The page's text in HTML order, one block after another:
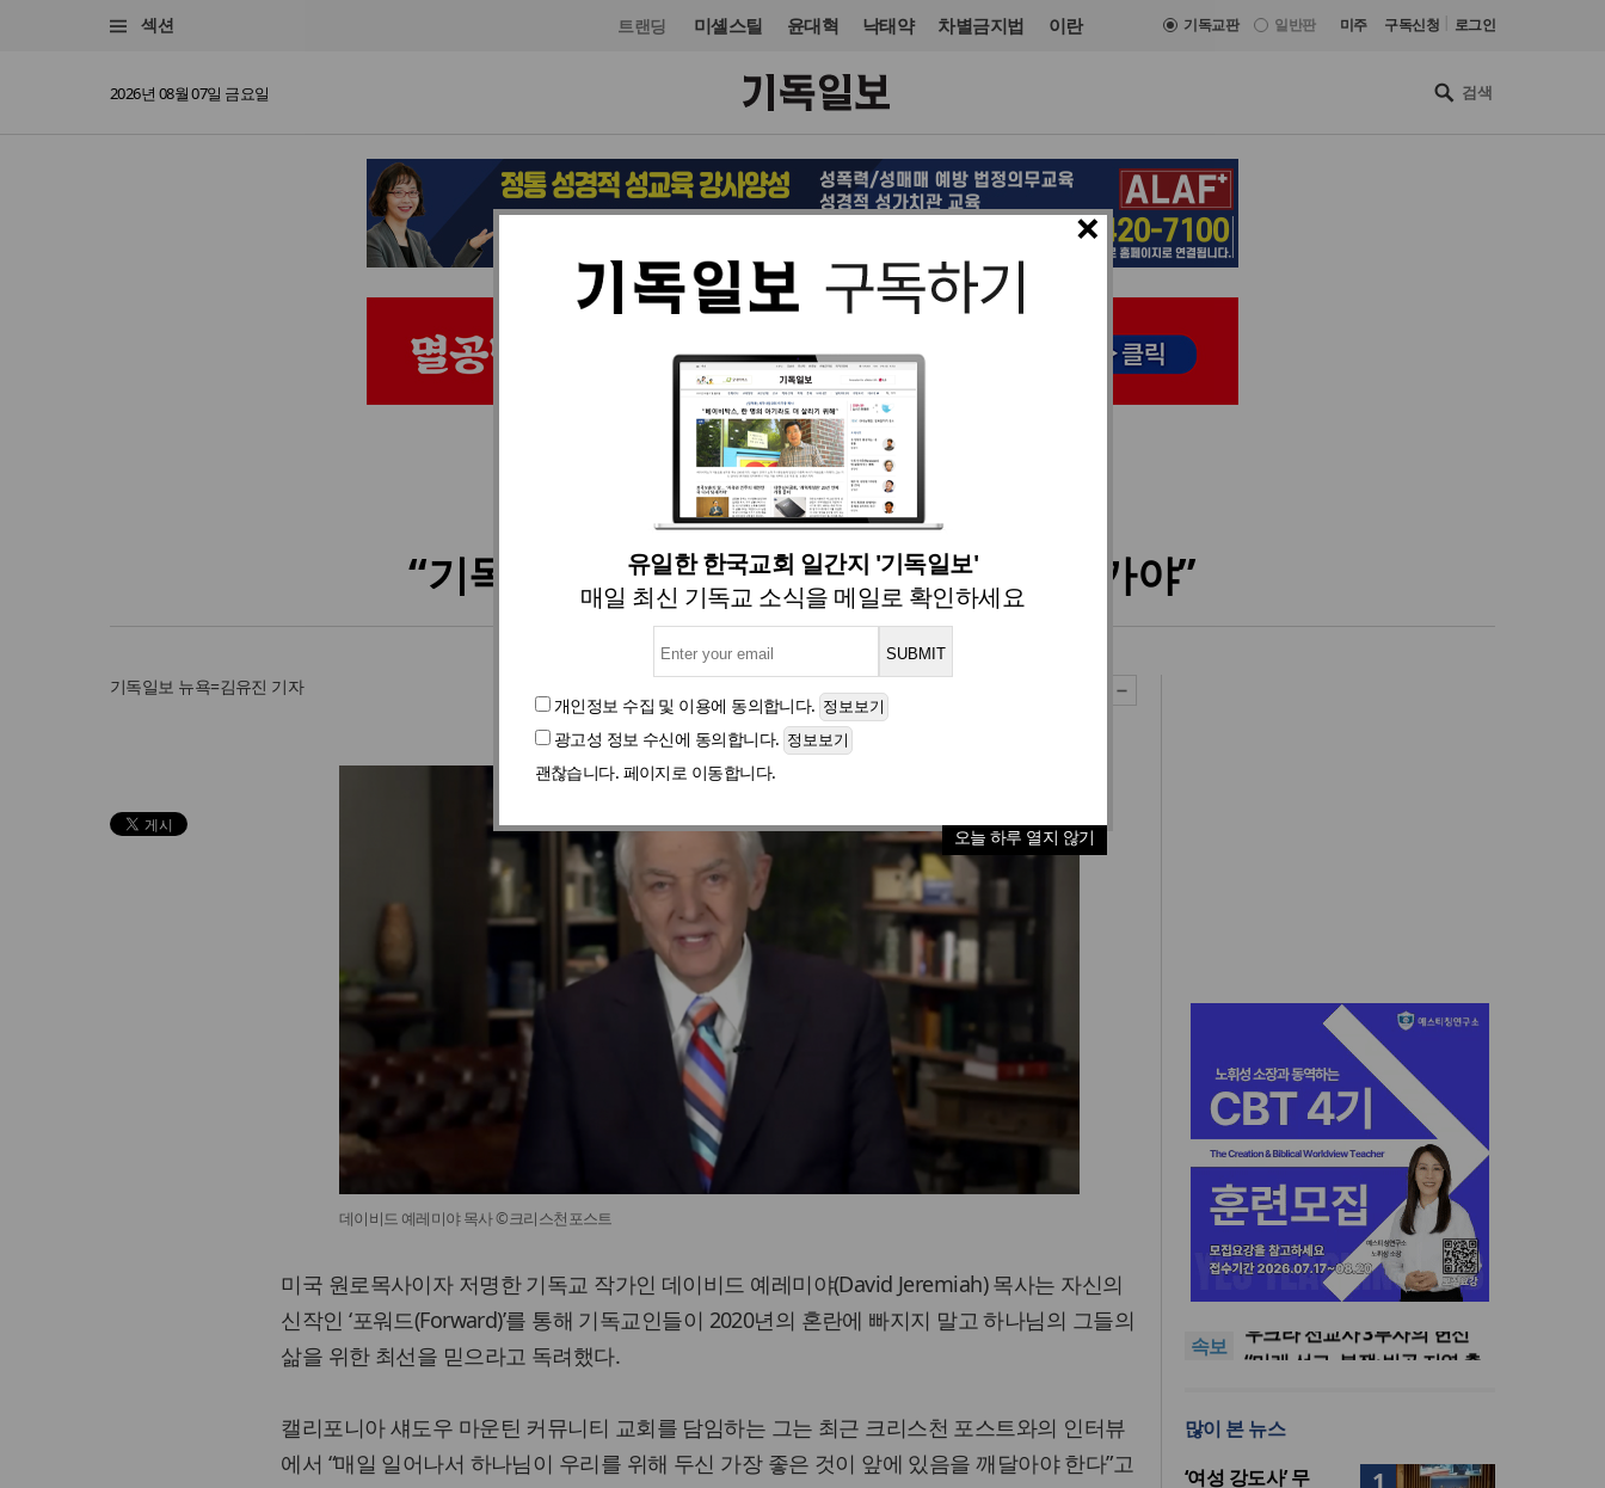
섹션 트랜딩 미셸스틸 윤대혁 낙태약 차별금지법 이란 기독교판 일반판 미주 구독신청 로그인
2026년 08월 07일 금요일
×
유일한 한국교회 일간지 '기독일보'
매일 최신 기독교 소식을 메일로 확인하세요
개인정보 수집 및 이용에 동의합니다.
광고성 정보 수신에 동의합니다.
괜찮습니다. 페이지로 이동합니다.
오늘 하루 열지 않기
미주·중남미 입력 2020. 10. 23 16:00
“기독교인, 정국 혼란에도 앞으로 나아가야”
기독일보 뉴욕=김유진 기자
데이비드 예레미야 목사 ©크리스천포스트
미국 원로목사이자 저명한 기독교 작가인 데이비드 예레미야(David Jeremiah) 목사는 자신의
신작인 ‘포워드(Forward)’를 통해 기독교인들이 2020년의 혼란에 빠지지 말고 하나님의 그들의
삶을 위한 최선을 믿으라고 독려했다.
캘리포니아 섀도우 마운틴 커뮤니티 교회를 담임하는 그는 최근 크리스천 포스트와의 인터뷰
에서 “매일 일어나서 하나님이 우리를 위해 두신 가장 좋은 것이 앞에 있음을 깨달아야 한다”고
속보
[최원호 목사의 영혼의 양식 63]
말씀은 같은데 왜 열매는 다를
美 이민구금센터에 억류됐던
“미사일 속에서도 복음은 전해
“미래 선교, 분쟁·빈곤 지역 출
발
말씀은 같은데 왜 열매는 다를
美 이민구금센터에 억류됐던
한인 목회자 석방돼
많이 본 뉴스
‘여성 강도사’ 무